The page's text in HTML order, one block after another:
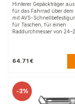
Hinterer Gepäckträger
für das Fahrrad über dem
mit AVS-
für Taschen; für einen
Raddurchmesser von
64.71 €
-3%